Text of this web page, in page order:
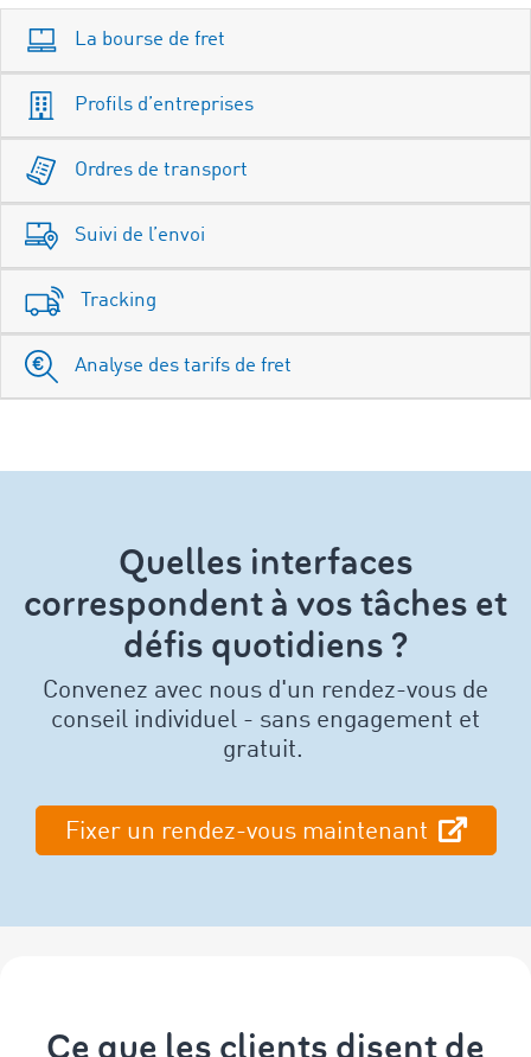
La bourse de fret
Profils d’entreprises
Ordres de transport
Suivi de l’envoi
Tracking
Analyse des tarifs de fret
Quelles interfaces
correspondent à vos tâches et
défis quotidiens ?
Convenez avec nous d'un rendez-vous de
conseil individuel - sans engagement et
gratuit.
Fixer un rendez-vous maintenant
Ce que les clients disent de